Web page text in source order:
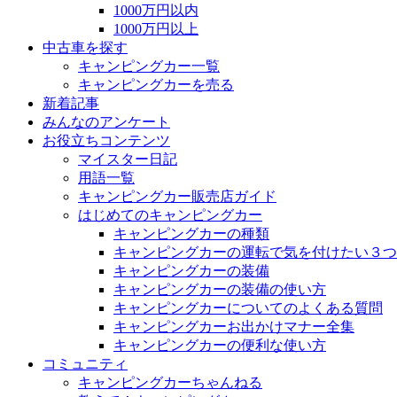
1000万円以内
1000万円以上
中古車を探す
キャンピングカー一覧
キャンピングカーを売る
新着記事
みんなのアンケート
お役立ちコンテンツ
マイスター日記
用語一覧
キャンピングカー販売店ガイド
はじめてのキャンピングカー
キャンピングカーの種類
キャンピングカーの運転で気を付けたい３
キャンピングカーの装備
キャンピングカーの装備の使い方
キャンピングカーについてのよくある質問
キャンピングカーお出かけマナー全集
キャンピングカーの便利な使い方
コミュニティ
キャンピングカーちゃんねる